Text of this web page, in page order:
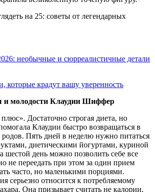
необычные и сюрреалистичные детали
которые крадут вашу уверенность
и молодости Клаудии Шиффер
Достаточно строгая диета, но
Клаудии быстро возвращаться в
Пять дней в неделю нужно питаться
диетическими йогуртами, куриной
шестой день можно позволить себе все
не переедать при этом за один прием
часто, но маленькими порциями.
серьезно относится к потребляемому
Она призывает считать не калории,